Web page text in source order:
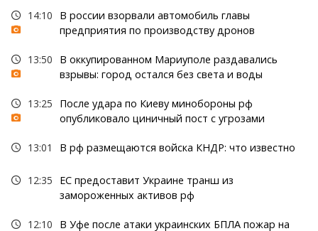
14:10
В россии взорвали автомобиль главы
предприятия по производству дронов
13:50
В оккупированном Мариуполе раздавались
взрывы: город остался без света и воды
13:25
После удара по Киеву минобороны рф
опубликовало циничный пост с угрозами
13:01 В рф размещаются войска КНДР: что известно
12:35
ЕС предоставит Украине транш из
замороженных активов рф
12:10 В Уфе после атаки украинских БПЛА пожар на